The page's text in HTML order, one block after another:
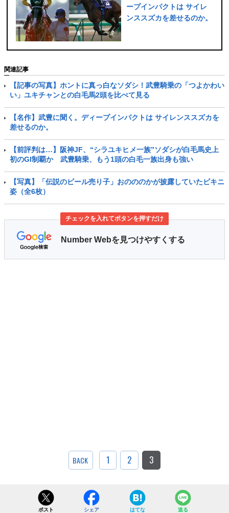
ープインパクトは サイレ
ンススズカを差せるのか。
関連記事
【記事の写真】ホントに真っ白なソダシ！武豊騎乗の「つよかわい
い」ユキチャンとの白毛馬2頭を比べて見る
【名作】武豊に聞く。ディープインパクトは サイレンススズカを
差せるのか。
【前評判は…】阪神JF、“シラユキヒメ一族”ソダシが白毛馬史上
初のGI制覇か 武豊騎乗、もう1頭の白毛一族出身も強い
【写真】「伝説のビール売り子」おのののかが披露していたビキニ
姿（全6枚）
チェックを入れてボタンを押すだけ
Number Webを見つけやすくする
BACK 1 2 3
ポスト シェア はてな 送る